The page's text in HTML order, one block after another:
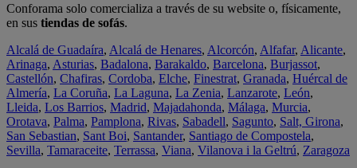
Conforama solo comercializa a través de su website o, físicamente,
en sus tiendas de sofás.
Alcalá de Guadaíra, Alcalá de Henares, Alcorcón, Alfafar, Alicante,
Arinaga, Asturias, Badalona, Barakaldo, Barcelona, Burjassot,
Castellón, Chafiras, Cordoba, Elche, Finestrat, Granada, Huércal de
Almería, La Coruña, La Laguna, La Zenia, Lanzarote, León,
Lleida, Los Barrios, Madrid, Majadahonda, Málaga, Murcia,
Orotava, Palma, Pamplona, Rivas, Sabadell, Sagunto, Salt, Girona,
San Sebastian, Sant Boi, Santander, Santiago de Compostela,
Sevilla, Tamaraceite, Terrassa, Viana, Vilanova i la Geltrú, Zaragoza